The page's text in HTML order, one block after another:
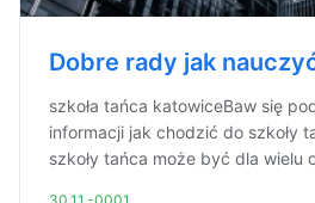
Dobre rady jak
szkoła tańca katowiceBaw się
informacji jak chodzić do szkoły
szkoły tańca może być dla wielu